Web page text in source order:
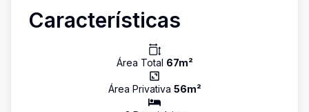
Características
Área Total 67m²
Área Privativa 56m²